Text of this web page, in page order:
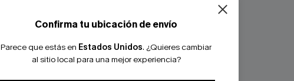
Confirma tu ubicación de envío
Parece que estás en Estados Unidos. ¿Quieres cambiar
al sitio local para una mejor experiencia?